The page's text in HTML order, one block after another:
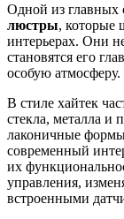
Одной из главных
люстры, которые
интерьерах. Они
становятся его
особую атмосферу.
В стиле хайтек
стекла, металла и
лаконичные
современный
их
управления,
встроенными